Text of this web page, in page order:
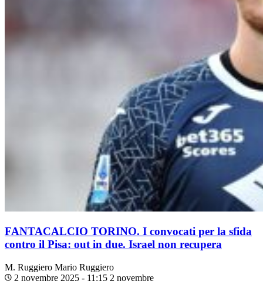
FANTACALCIO TORINO. I convocati per la sfida
contro il Pisa: out in due. Israel non recupera
M. Ruggiero Mario Ruggiero
2 novembre 2025 - 11:15 2 novembre